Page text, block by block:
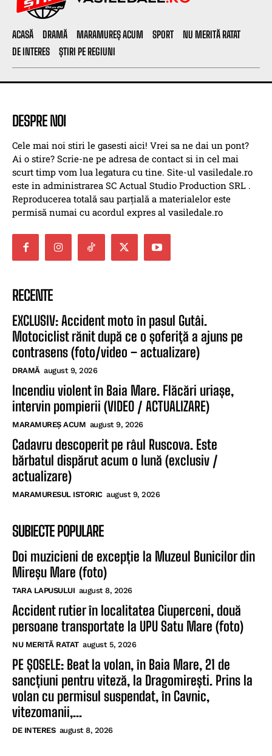
ACASĂ DRAMĂ MARAMUREȘ ACUM SPORT
NU MERITĂ RATAT
DE INTERES
ȘTIRI PE REGIUNI
DESPRE NOI
Cele mai noi stiri le gasesti aici! Vrei sa ne dai un pont?
Ai o stire? Scrie-ne pe adresa de contact si in cel mai
scurt timp vom lua legatura cu tine. Site-ul vasiledale.ro
este in administrarea SC Actual Studio Production SRL .
Reproducerea totală sau parțială a materialelor este
permisă numai cu acordul expres al vasiledale.ro
RECENTE
EXCLUSIV: Accident moto în pasul Gutâi.
Motociclist rănit după ce o șoferiță a ajuns pe
contrasens (foto/video – actualizare)
DRAMĂ august 9, 2026
Incendiu violent în Baia Mare. Flăcări uriașe,
intervin pompierii (VIDEO / ACTUALIZARE)
MARAMUREȘ ACUM august 9, 2026
Cadavru descoperit pe râul Ruscova. Este
bărbatul dispărut acum o lună (exclusiv /
actualizare)
MARAMURESUL ISTORIC august 9, 2026
SUBIECTE POPULARE
Doi muzicieni de excepție la Muzeul Bunicilor din
Mireșu Mare (foto)
TARA LAPUSULUI august 8, 2026
Accident rutier în localitatea Ciuperceni, două
persoane transportate la UPU Satu Mare (foto)
NU MERITĂ RATAT august 5, 2026
PE ȘOSELE: Beat la volan, în Baia Mare, 21 de
sancțiuni pentru viteză, la Dragomirești. Prins la
volan cu permisul suspendat, în Cavnic,
vitezomanii,...
DE INTERES august 8, 2026